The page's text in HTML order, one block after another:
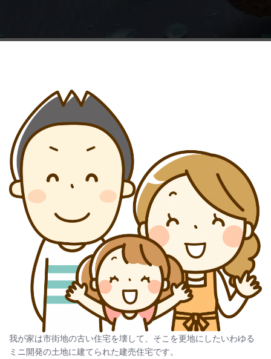
我が家は市街地の古い住宅を壊して、そこを更地にしたいわゆる
ミニ開発の土地に建てられた建売住宅です。